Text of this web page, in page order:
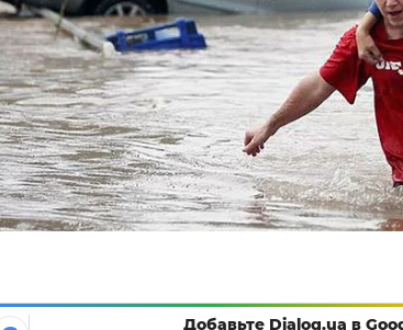
Добавьте Dialog.ua в